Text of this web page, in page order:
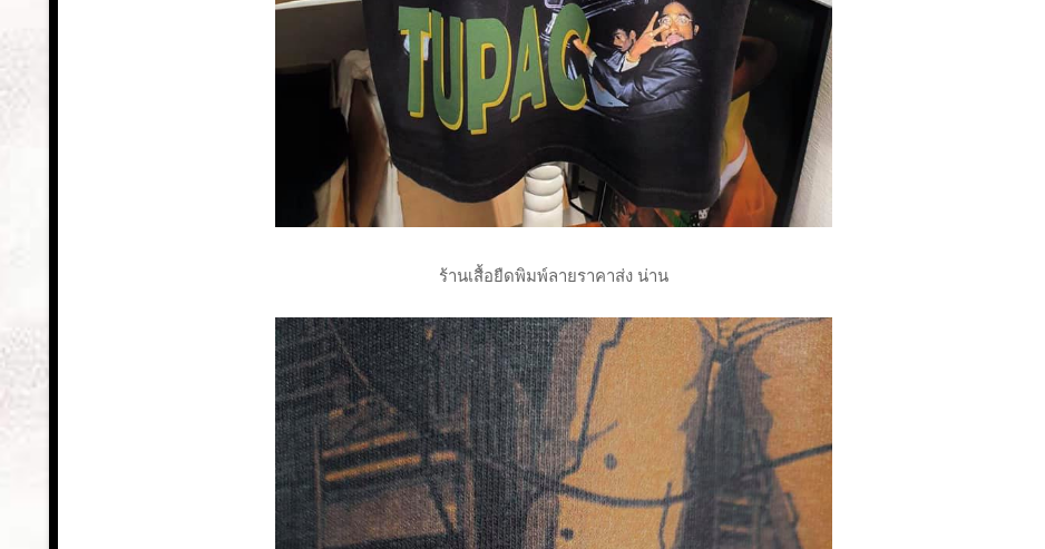
ร้านเสื้อยืดพิมพ์ลายราคาส่ง น่าน